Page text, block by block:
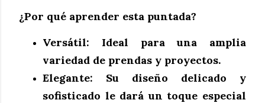
¿Por qué aprender esta puntada?
Versátil: Ideal para una amplia
variedad de prendas y proyectos.
Elegante: Su diseño delicado y
sofisticado le dará un toque especial